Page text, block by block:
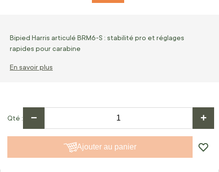
Bipied Harris articulé BRM6-S : stabilité pro et réglages
rapides pour carabine
En savoir plus
Qté − +
Ajouter au panier